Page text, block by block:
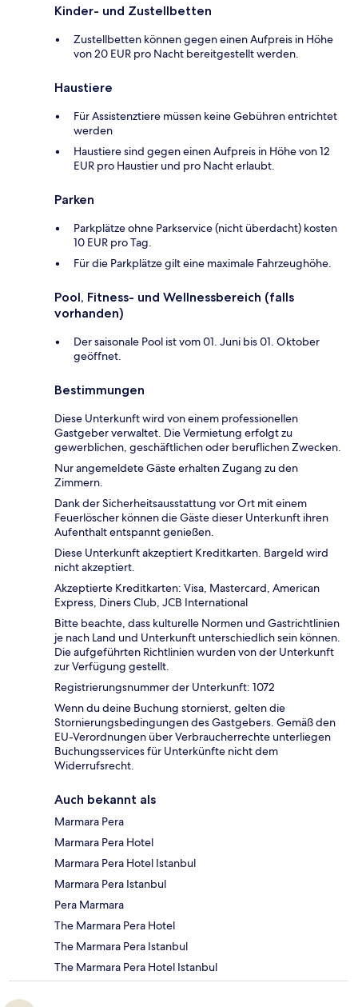
Kinder- und Zustellbetten
Zustellbetten können gegen einen Aufpreis in Höhe
von 20 EUR pro Nacht bereitgestellt werden.
Haustiere
Für Assistenztiere müssen keine Gebühren entrichtet
werden
Haustiere sind gegen einen Aufpreis in Höhe von 12
EUR pro Haustier und pro Nacht erlaubt.
Parken
Parkplätze ohne Parkservice (nicht überdacht) kosten
10 EUR pro Tag.
Für die Parkplätze gilt eine maximale Fahrzeughöhe.
Pool, Fitness- und Wellnessbereich (falls
vorhanden)
Der saisonale Pool ist vom 01. Juni bis 01. Oktober
geöffnet.
Bestimmungen
Diese Unterkunft wird von einem professionellen
Gastgeber verwaltet. Die Vermietung erfolgt zu
gewerblichen, geschäftlichen oder beruflichen Zwecken.
Nur angemeldete Gäste erhalten Zugang zu den
Zimmern.
Dank der Sicherheitsausstattung vor Ort mit einem
Feuerlöscher können die Gäste dieser Unterkunft ihren
Aufenthalt entspannt genießen.
Diese Unterkunft akzeptiert Kreditkarten. Bargeld wird
nicht akzeptiert.
Akzeptierte Kreditkarten: Visa, Mastercard, American
Express, Diners Club, JCB International
Bitte beachte, dass kulturelle Normen und Gastrichtlinien
je nach Land und Unterkunft unterschiedlich sein können.
Die aufgeführten Richtlinien wurden von der Unterkunft
zur Verfügung gestellt.
Registrierungsnummer der Unterkunft: 1072
Wenn du deine Buchung stornierst, gelten die
Stornierungsbedingungen des Gastgebers. Gemäß den
EU-Verordnungen über Verbraucherrechte unterliegen
Buchungsservices für Unterkünfte nicht dem
Widerrufsrecht.
Auch bekannt als
Marmara Pera
Marmara Pera Hotel
Marmara Pera Hotel Istanbul
Marmara Pera Istanbul
Pera Marmara
The Marmara Pera Hotel
The Marmara Pera Istanbul
The Marmara Pera Hotel Istanbul